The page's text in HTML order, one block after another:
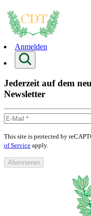
Anmelden
Jederzeit auf dem
Newsletter
This site is protected by
of Service apply.
Abonnieren